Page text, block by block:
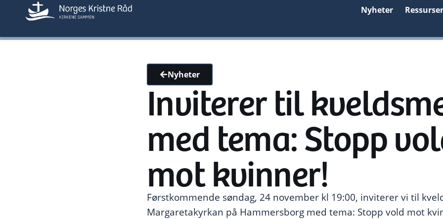
Nyheter Ressurser
Nyheter
Inviterer til
med tema: Stopp
mot kvinner!
Førstkommende søndag, 24 november kl 19:00, inviterer vi til
Margaretakyrkan på Hammersborg med tema: Stopp vold mot